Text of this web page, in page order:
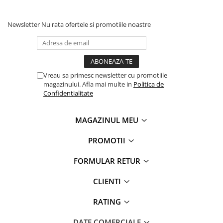
pentru folosinta casnica, fie intr-un atelier de
croitorie folosit zilnic.
Atentie!
Atunci cand nu il folositi, va rugam sa il depozitati
intr-un loc unde copiii nu au acces, datorita utilitatii
sale, exista pericolul ranirii celor mici.
Newsletter Nu rata ofertele si promotiile noastre
Vreau sa primesc newsletter cu promotiile
magazinului. Afla mai multe in Politica de
Confidentialitate
MAGAZINUL MEU
PROMOTII
FORMULAR RETUR
CLIENTI
RATING